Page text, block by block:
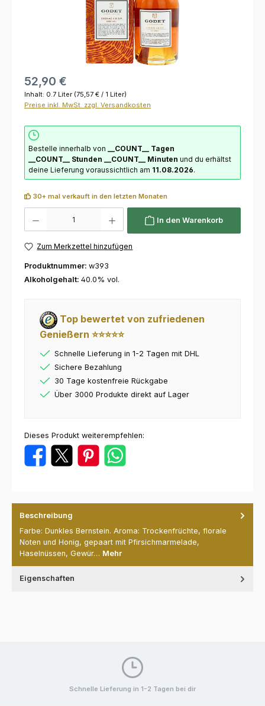
52,90 €
Inhalt: 0.7 Liter (75,57 € / 1 Liter)
Preise inkl. MwSt. zzgl. Versandkosten
Bestelle innerhalb von
__COUNT__ Tagen
__COUNT__ Stunden
__COUNT__ Minuten und du erhältst
deine Lieferung voraussichtlich am 11.08.2026.
30+ mal verkauft in den letzten Monaten
In den Warenkorb
Zum Merkzettel hinzufügen
Produktnummer: w393
Alkoholgehalt: 40.0% vol.
Top bewertet von zufriedenen
Genießern ⭐⭐⭐⭐⭐
Schnelle Lieferung in 1-2 Tagen mit DHL
Sichere Bezahlung
30 Tage kostenfreie Rückgabe
Über 3000 Produkte direkt auf Lager
Dieses Produkt weiterempfehlen:
Beschreibung
Farbe: Dunkles Bernstein. Aroma: Trockenfrüchte, florale
Noten und Honig, gepaart mit Pfirsichmarmelade,
Haselnüssen, Gewür… Mehr
Eigenschaften
Schnelle Lieferung in 1-2 Tagen bei dir